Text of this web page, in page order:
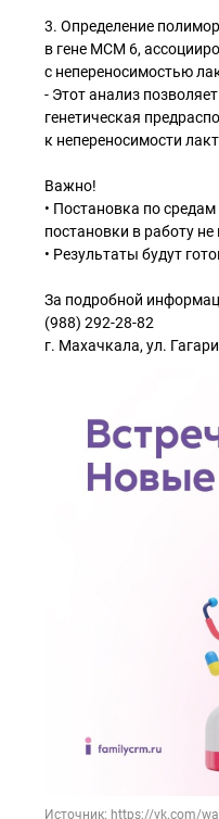
3. Определение
в гене МСМ 6,
с непереносимостью
- Этот анализ
генетическая
к непереносимости
Важно!
• Постановка по
постановки в работу не
• Результаты будут
За подробной
(988) 292-28-82
г. Махачкала, ул.
Источник: https://vk.com/